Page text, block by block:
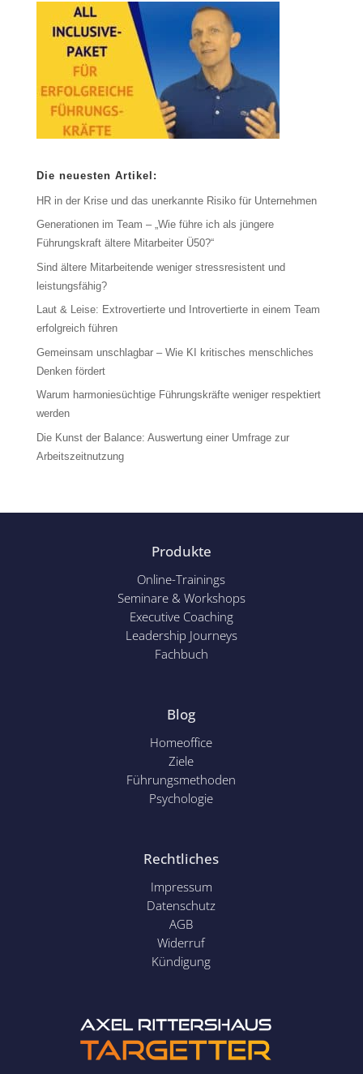
Die neuesten Artikel:
HR in der Krise und das unerkannte Risiko für Unternehmen
Generationen im Team – „Wie führe ich als jüngere
Führungskraft ältere Mitarbeiter Ü50?“
Sind ältere Mitarbeitende weniger stressresistent und
leistungsfähig?
Laut & Leise: Extrovertierte und Introvertierte in einem Team
erfolgreich führen
Gemeinsam unschlagbar – Wie KI kritisches menschliches
Denken fördert
Warum harmoniesüchtige Führungskräfte weniger respektiert
werden
Die Kunst der Balance: Auswertung einer Umfrage zur
Arbeitszeitnutzung
Produkte
Online-Trainings
Seminare & Workshops
Executive Coaching
Leadership Journeys
Fachbuch
Blog
Homeoffice
Ziele
Führungsmethoden
Psychologie
Rechtliches
Impressum
Datenschutz
AGB
Widerruf
Kündigung